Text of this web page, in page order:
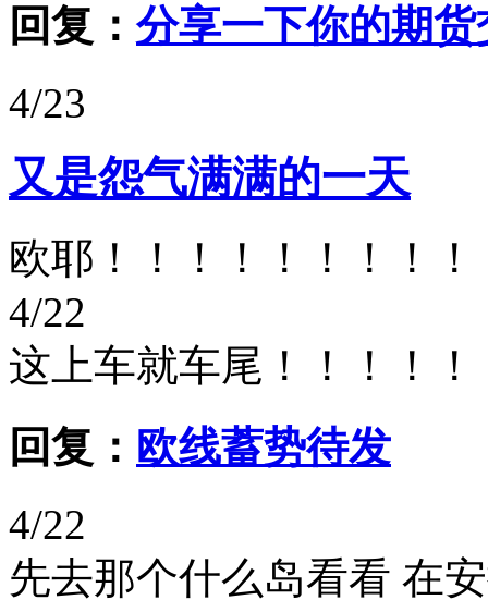
回复： 分享一下你的期
4/23
又是怨气满满的一天
欧耶！！！！！！！！！
4/22
这上车就车尾！！！！！
回复： 欧线蓄势待发
4/22
先去那个什么岛看看 在